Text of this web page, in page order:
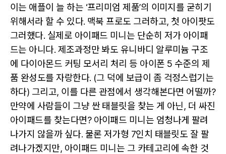
이는 애플이 늘 하는 ‘프리미엄 제품’의 이미지를 굳히기
위해서라 할 수 있다. 맥북 프로도 그러하고, 첫 아이팟도
그러했다. 실제로 아이패드 미니는 단순히 저가 아이패
드는 아니다. 제조과정만 봐도 유니바디 알루미늄 구조
에 다이아몬드 커팅 모서리 처리 등 아이폰 5 수준의 제
품 완성도를 자랑한다. (그 덕에 보급이 좀 걱정스럽기는
하다) 그리고, 이를 다른 관점에서 생각해본다면 어떨까?
만약에 사람들이 그냥 싼 태블릿을 찾는 게 아닌, 더 싸진
아이패드를 찾는다면? 아이패드 미니는 엄청나게 팔려
나가지 않을까 싶다. 물론 저가형 7인치 태블릿도 잘 팔
려나가겠지만, 아이패드 미니는 그 카테고리에 속한 것